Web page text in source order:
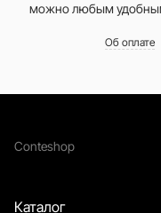
можно любым
Об оплате
Conteshop
Каталог